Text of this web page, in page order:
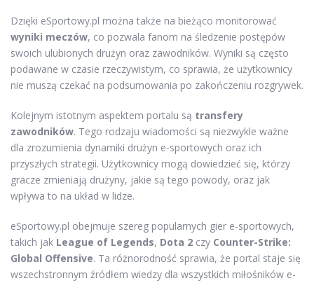
Dzięki eSportowy.pl można także na bieżąco monitorować
wyniki meczów, co pozwala fanom na śledzenie postępów
swoich ulubionych drużyn oraz zawodników. Wyniki są często
podawane w czasie rzeczywistym, co sprawia, że użytkownicy
nie muszą czekać na podsumowania po zakończeniu rozgrywek.
Kolejnym istotnym aspektem portalu są transfery
zawodników. Tego rodzaju wiadomości są niezwykle ważne
dla zrozumienia dynamiki drużyn e-sportowych oraz ich
przyszłych strategii. Użytkownicy mogą dowiedzieć się, którzy
gracze zmieniają drużyny, jakie są tego powody, oraz jak
wpływa to na układ w lidze.
eSportowy.pl obejmuje szereg popularnych gier e-sportowych,
takich jak League of Legends, Dota 2 czy Counter-Strike:
Global Offensive. Ta różnorodność sprawia, że portal staje się
wszechstronnym źródłem wiedzy dla wszystkich miłośników e-